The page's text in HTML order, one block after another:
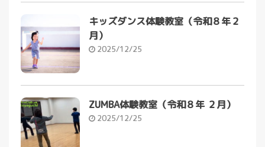
キッズダンス体験教室（令和８年２
月）
2025/12/25
ZUMBA体験教室（令和８年 ２月）
2025/12/25